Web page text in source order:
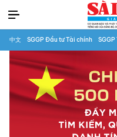
中文 SGGP Đầu tư Tài chính